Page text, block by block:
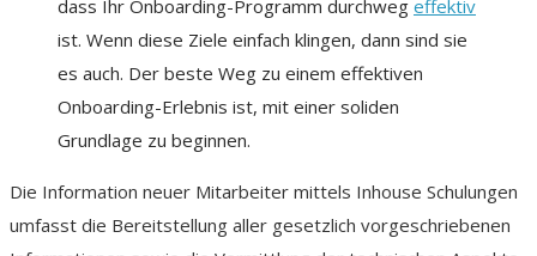
dass Ihr Onboarding-Programm durchweg effektiv
ist. Wenn diese Ziele einfach klingen, dann sind sie
es auch. Der beste Weg zu einem effektiven
Onboarding-Erlebnis ist, mit einer soliden
Grundlage zu beginnen.
Die Information neuer Mitarbeiter mittels Inhouse Schulungen
umfasst die Bereitstellung aller gesetzlich vorgeschriebenen